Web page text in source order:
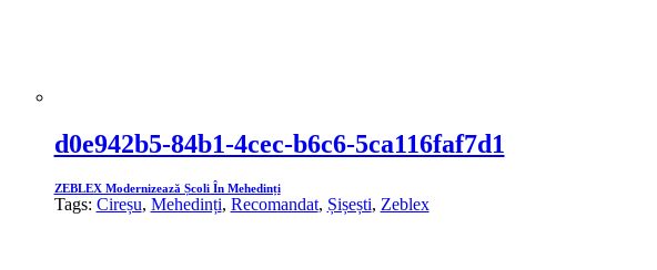
d0e942b5-84b1-4cec-b6c6-5ca116faf7d1
ZEBLEX Modernizează Școli În Mehedinți
Tags: Cireșu, Mehedinți, Recomandat, Șișești, Zeblex